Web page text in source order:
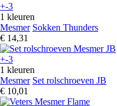
+-3
1 kleuren
Mesmer Sokken Thunders
€ 14,31
+-3
1 kleuren
Mesmer Set rolschroeven JB
€ 10,01